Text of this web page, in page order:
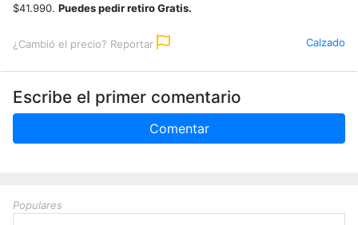
$41.990. Puedes pedir retiro Gratis.
¿Cambió el precio? Reportar Calzado
Escribe el primer comentario
Comentar
Populares